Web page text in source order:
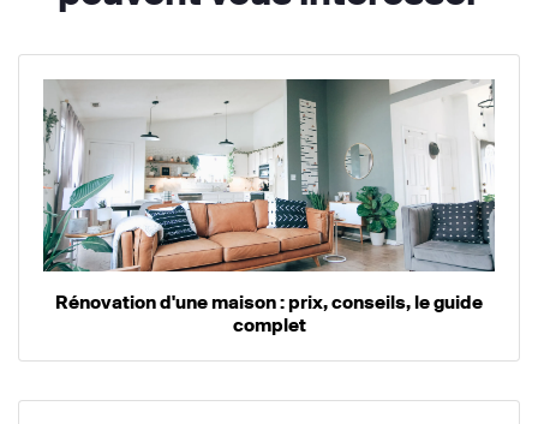
Rénovation d'une maison : prix, conseils, le guide
complet